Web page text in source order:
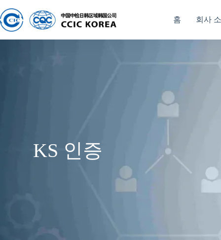
홈 회사
KS 인증